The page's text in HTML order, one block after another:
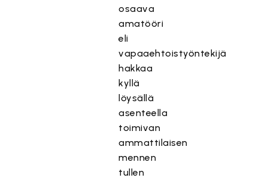
osaava
amatööri
eli
vapaaehtoistyöntekijä
hakkaa
kyllä
löysällä
asenteella
toimivan
ammattilaisen
mennen
tullen